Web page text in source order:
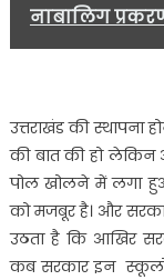
नाबालिग
उत्तराखंड की स्थापना
की बात की हो लेकिन
पोल खोलने में लगा
को मजबूर है। और
उठता है कि आखिर
कब सरकार इन स्कूलों